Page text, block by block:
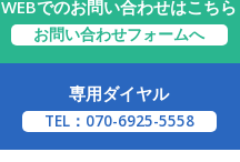
WEBでのお問い合わせはこちら
お問い合わせフォームへ
専用ダイヤル
TEL：070-6925-5558